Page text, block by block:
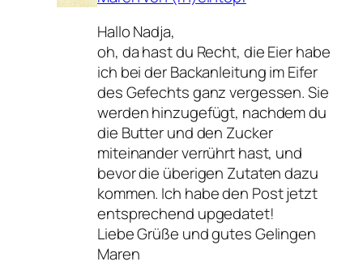
Hallo Nadja,
oh, da hast du Recht, die Eier habe
ich bei der Backanleitung im Eifer
des Gefechts ganz vergessen. Sie
werden hinzugefügt, nachdem du
die Butter und den Zucker
miteinander verrührt hast, und
bevor die überigen Zutaten dazu
kommen. Ich habe den Post jetzt
entsprechend upgedatet!
Liebe Grüße und gutes Gelingen
Maren